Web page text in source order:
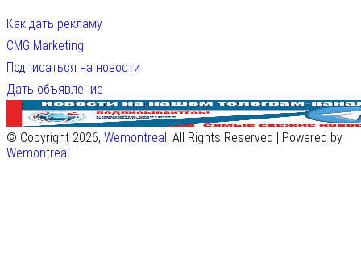
Как дать рекламу
CMG Marketing
Подписаться на новости
Дать объявление
© Copyright 2026, Wemontreal. All Rights Reserved | Powered by
Wemontreal